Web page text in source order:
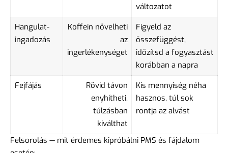
változatot
Hangulat-
ingadozás
Koffein növelheti
az
ingerlékenységet
Figyeld az
összefüggést,
időzítsd a fogyasztást
korábban a napra
Fejfájás
Rövid távon
enyhítheti,
túlzásban
kiválthat
Kis mennyiség néha
hasznos, túl sok
rontja az alvást
Felsorolás — mit érdemes kipróbálni PMS és fájdalom